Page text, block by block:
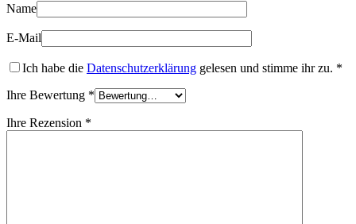
Name
E-Mail
Ich habe die Datenschutzerklärung gelesen und stimme ihr zu. *
Ihre Bewertung *
Ihre Rezension *